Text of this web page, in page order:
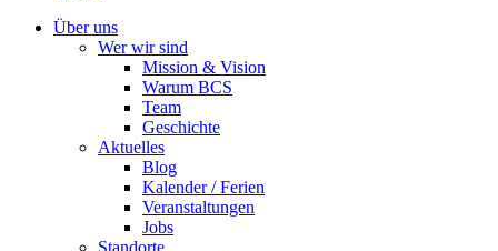
Über uns
Wer wir sind
Mission & Vision
Warum BCS
Team
Geschichte
Aktuelles
Blog
Kalender / Ferien
Veranstaltungen
Jobs
Standorte